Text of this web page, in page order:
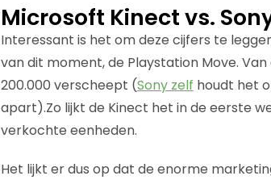
Microsoft Kinect vs.
Interessant is het om deze cijfers te
van dit moment, de Playstation Move.
200.000 verscheept (Sony zelf houdt het
apart).Zo lijkt de Kinect het in de eerste
verkochte eenheden.
Het lijkt er dus op dat de enorme